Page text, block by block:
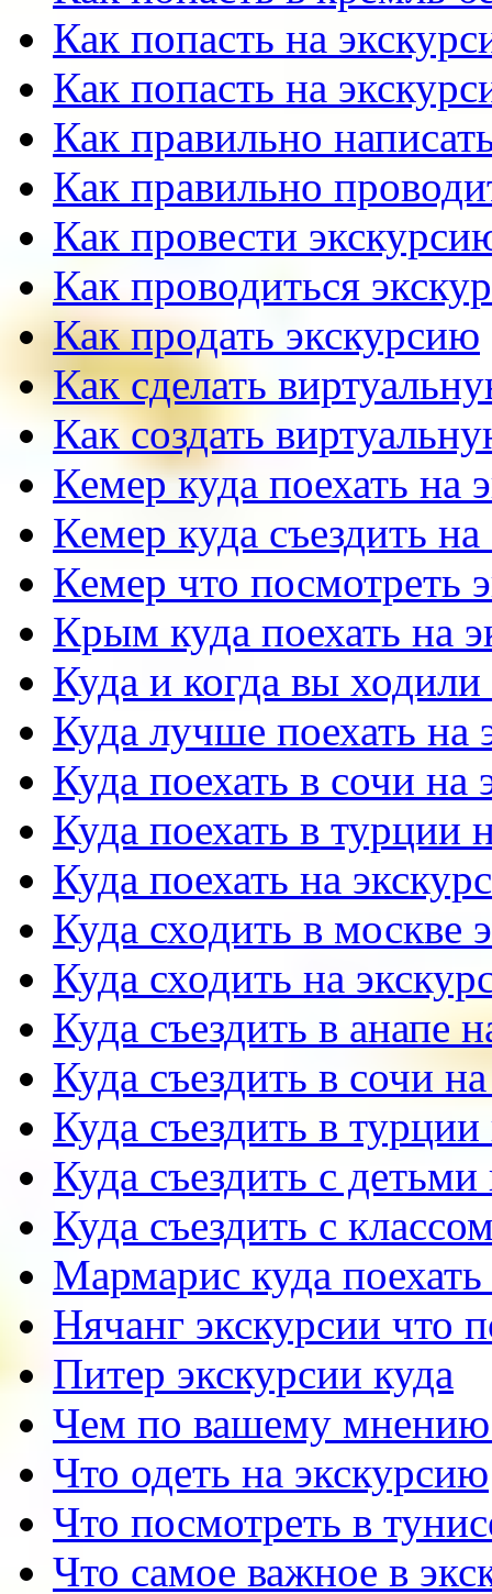
Как попасть на
Как попасть на
Как правильно
Как правильно
Как провести
Как проводиться
Как продать экскурсию
Как сделать
Как создать
Кемер куда поехать на
Кемер куда съездить
Кемер что посмотреть
Крым куда поехать на
Куда и когда вы
Куда лучше поехать на
Куда поехать в сочи на
Куда поехать в турции
Куда поехать на
Куда сходить в москве
Куда сходить на
Куда съездить в анапе
Куда съездить в сочи
Куда съездить в
Куда съездить с
Куда съездить с
Мармарис куда
Нячанг экскурсии что
Питер экскурсии куда
Чем по вашему мнению
Что одеть на экскурсию
Что посмотреть в
Что самое важное в